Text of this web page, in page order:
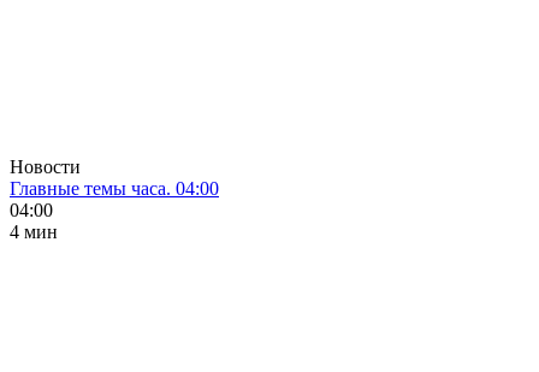
Новости
Главные темы часа. 04:00
04:00
4 мин